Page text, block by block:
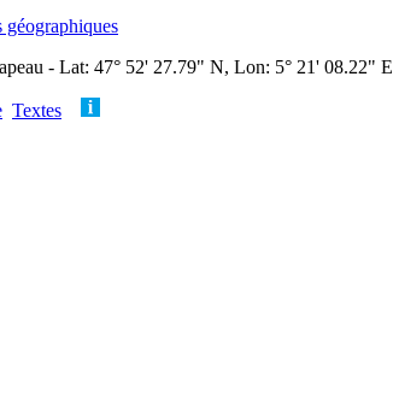
géographiques
- Lat: 47° 52' 27.79" N, Lon: 5° 21' 08.22" E
Textes